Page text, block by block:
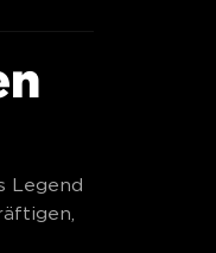
Legend